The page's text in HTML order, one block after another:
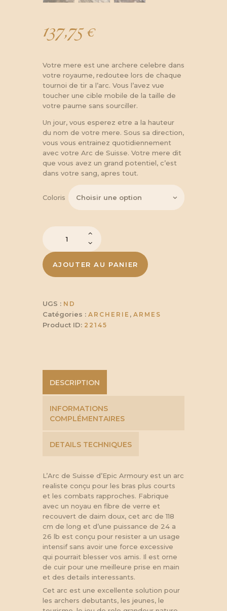
137,75€
Votre mere est une archere celebre dans
votre royaume, redoutee lors de chaque
tournoi de tir a l’arc. Vous l’avez vue
toucher une cible mobile de la taille de
votre paume sans sourciller.
Un jour, vous esperez etre a la hauteur
du nom de votre mere. Sous sa direction,
vous vous entrainez quotidiennement
avec votre Arc de Suisse. Votre mere dit
que vous avez un grand potentiel, c’est
dans votre sang, apres tout.
Coloris
quantité
de
Arc
d'Ecuyer
-
AJOUTER AU PANIER
UGS : ND
Catégories : ARCHERIE , ARMES
Product ID: 22145
DESCRIPTION
INFORMATIONS
COMPLÉMENTAIRES
DETAILS TECHNIQUES
L’Arc de Suisse d’Epic Armoury est un arc
realiste conçu pour les bras plus courts
et les combats rapproches. Fabrique
avec un noyau en fibre de verre et
recouvert de daim doux, cet arc de 118
cm de long et d’une puissance de 24 a
26 lb est conçu pour resister a un usage
intensif sans avoir une force excessive
qui pourrait blesser vos amis. Il est orne
de cuir pour une meilleure prise en main
et des details interessants.
Cet arc est une excellente solution pour
les archers debutants, les jeunes, le